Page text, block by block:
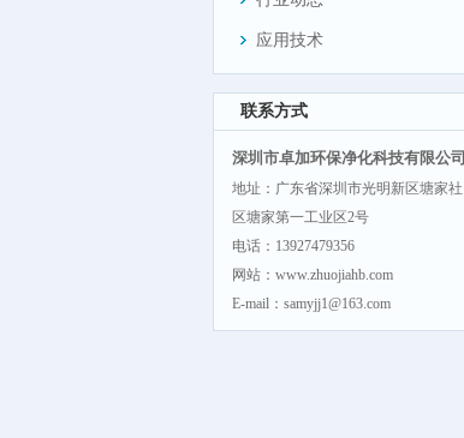
应用技术
联系方式
深圳市卓加环保净化科技有限公司
地址：广东省深圳市光明新区塘家社
区塘家第一工业区2号
电话：13927479356
网站：www.zhuojiahb.com
E-mail：samyjj1@163.com